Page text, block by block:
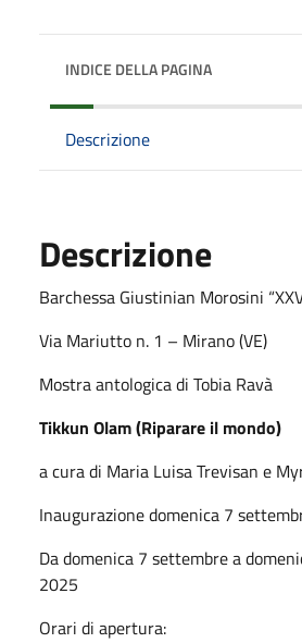
INDICE DELLA PAGINA
Descrizione
Descrizione
Barchessa Giustinian Morosini
Via Mariutto n. 1 – Mirano (VE)
Mostra antologica di Tobia Ravà
Tikkun Olam (Riparare il mondo)
a cura di Maria Luisa Trevisan e
Inaugurazione domenica 7
Da domenica 7 settembre a
2025
Orari di apertura: